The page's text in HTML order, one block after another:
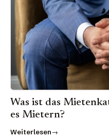
Was ist das
es Mietern?
Weiterlesen